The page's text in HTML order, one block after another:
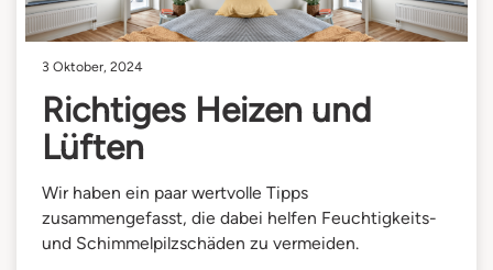
3 Oktober, 2024
Richtiges Heizen und
Lüften
Wir haben ein paar wertvolle Tipps
zusammengefasst, die dabei helfen Feuchtigkeits-
und Schimmelpilzschäden zu vermeiden.